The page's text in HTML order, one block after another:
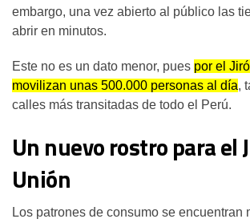
embargo, una vez abierto al público las
abrir en minutos.
Este no es un dato menor, pues por el
movilizan unas 500.000 personas al día,
calles más transitadas de todo el Perú.
Un nuevo rostro para el
Unión
Los patrones de consumo se encuentran